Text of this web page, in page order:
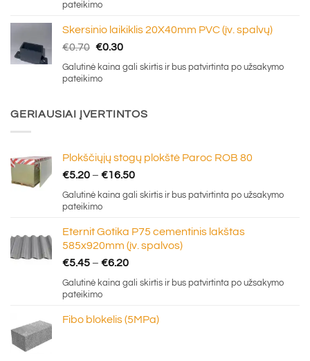
pateikimo
Skersinio laikiklis 20X40mm PVC (įv. spalvų)
€0.70 Original
price
was:
€0.30Current
price
is:
Galutinė kaina gali skirtis ir bus patvirtinta po užsakymo
pateikimo
GERIAUSIAI ĮVERTINTOS
Plokščiųjų stogų plokštė Paroc ROB 80
€5.20 – €16.50Price
range:
€16.50
Galutinė kaina gali skirtis ir bus patvirtinta po užsakymo
pateikimo
Eternit Gotika P75 cementinis lakštas
585x920mm (įv. spalvos)
€5.45 – €6.20Price
range:
€6.20
Galutinė kaina gali skirtis ir bus patvirtinta po užsakymo
pateikimo
Fibo blokelis (5MPa)